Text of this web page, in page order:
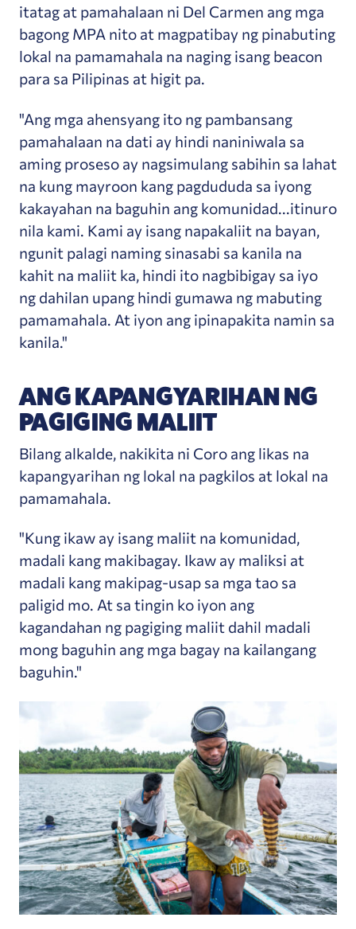
itatag at pamahalaan ni Del Carmen ang mga
bagong MPA nito at magpatibay ng pinabuting
lokal na pamamahala na naging isang beacon
para sa Pilipinas at higit pa.
"Ang mga ahensyang ito ng pambansang
pamahalaan na dati ay hindi naniniwala sa
aming proseso ay nagsimulang sabihin sa lahat
na kung mayroon kang pagdududa sa iyong
kakayahan na baguhin ang komunidad...itinuro
nila kami. Kami ay isang napakaliit na bayan,
ngunit palagi naming sinasabi sa kanila na
kahit na maliit ka, hindi ito nagbibigay sa iyo
ng dahilan upang hindi gumawa ng mabuting
pamamahala. At iyon ang ipinapakita namin sa
kanila."
ANG KAPANGYARIHAN NG
PAGIGING MALIIT
Bilang alkalde, nakikita ni Coro ang likas na
kapangyarihan ng lokal na pagkilos at lokal na
pamamahala.
"Kung ikaw ay isang maliit na komunidad,
madali kang makibagay. Ikaw ay maliksi at
madali kang makipag-usap sa mga tao sa
paligid mo. At sa tingin ko iyon ang
kagandahan ng pagiging maliit dahil madali
mong baguhin ang mga bagay na kailangang
baguhin."